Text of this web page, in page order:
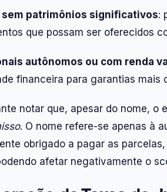
sem patrimônios significativos:
que possam ser oferecidos
autônomos ou com renda
financeira para garantias mais
notar que, apesar do nome, o
. O nome refere-se apenas à
obrigado a pagar as
afetar negativamente o